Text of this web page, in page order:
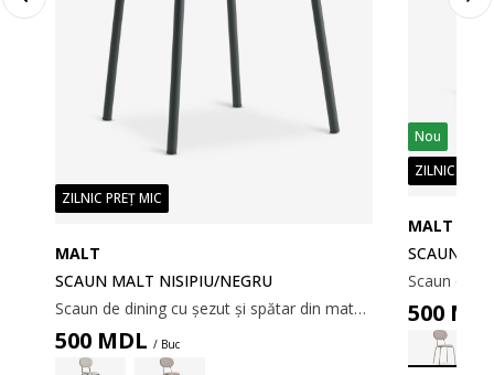
ZILNIC PREȚ MIC
MALT
SCAUN MALT NISIPIU/NEGRU
Scaun de dining cu șezut și spătar din material textil nisipiu. Picioare negre din oțel.
500MDL / Buc
Nou
ZILNIC PREȚ
MALT
SCAUN
500